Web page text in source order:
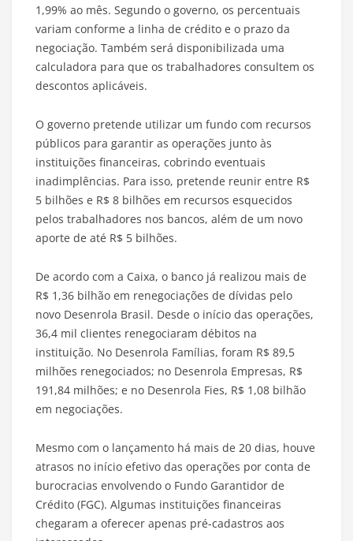
1,99% ao mês. Segundo o governo, os percentuais
variam conforme a linha de crédito e o prazo da
negociação. Também será disponibilizada uma
calculadora para que os trabalhadores consultem os
descontos aplicáveis.
O governo pretende utilizar um fundo com recursos
públicos para garantir as operações junto às
instituições financeiras, cobrindo eventuais
inadimplências. Para isso, pretende reunir entre R$
5 bilhões e R$ 8 bilhões em recursos esquecidos
pelos trabalhadores nos bancos, além de um novo
aporte de até R$ 5 bilhões.
De acordo com a Caixa, o banco já realizou mais de
R$ 1,36 bilhão em renegociações de dívidas pelo
novo Desenrola Brasil. Desde o início das operações,
36,4 mil clientes renegociaram débitos na
instituição. No Desenrola Famílias, foram R$ 89,5
milhões renegociados; no Desenrola Empresas, R$
191,84 milhões; e no Desenrola Fies, R$ 1,08 bilhão
em negociações.
Mesmo com o lançamento há mais de 20 dias, houve
atrasos no início efetivo das operações por conta de
burocracias envolvendo o Fundo Garantidor de
Crédito (FGC). Algumas instituições financeiras
chegaram a oferecer apenas pré-cadastros aos